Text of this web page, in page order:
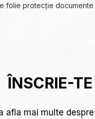
folie protecție
ÎNSCRIE-
afla mai multe